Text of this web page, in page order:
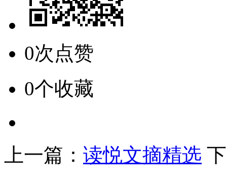
0次点赞
0个收藏
上一篇： 读悦文摘精选